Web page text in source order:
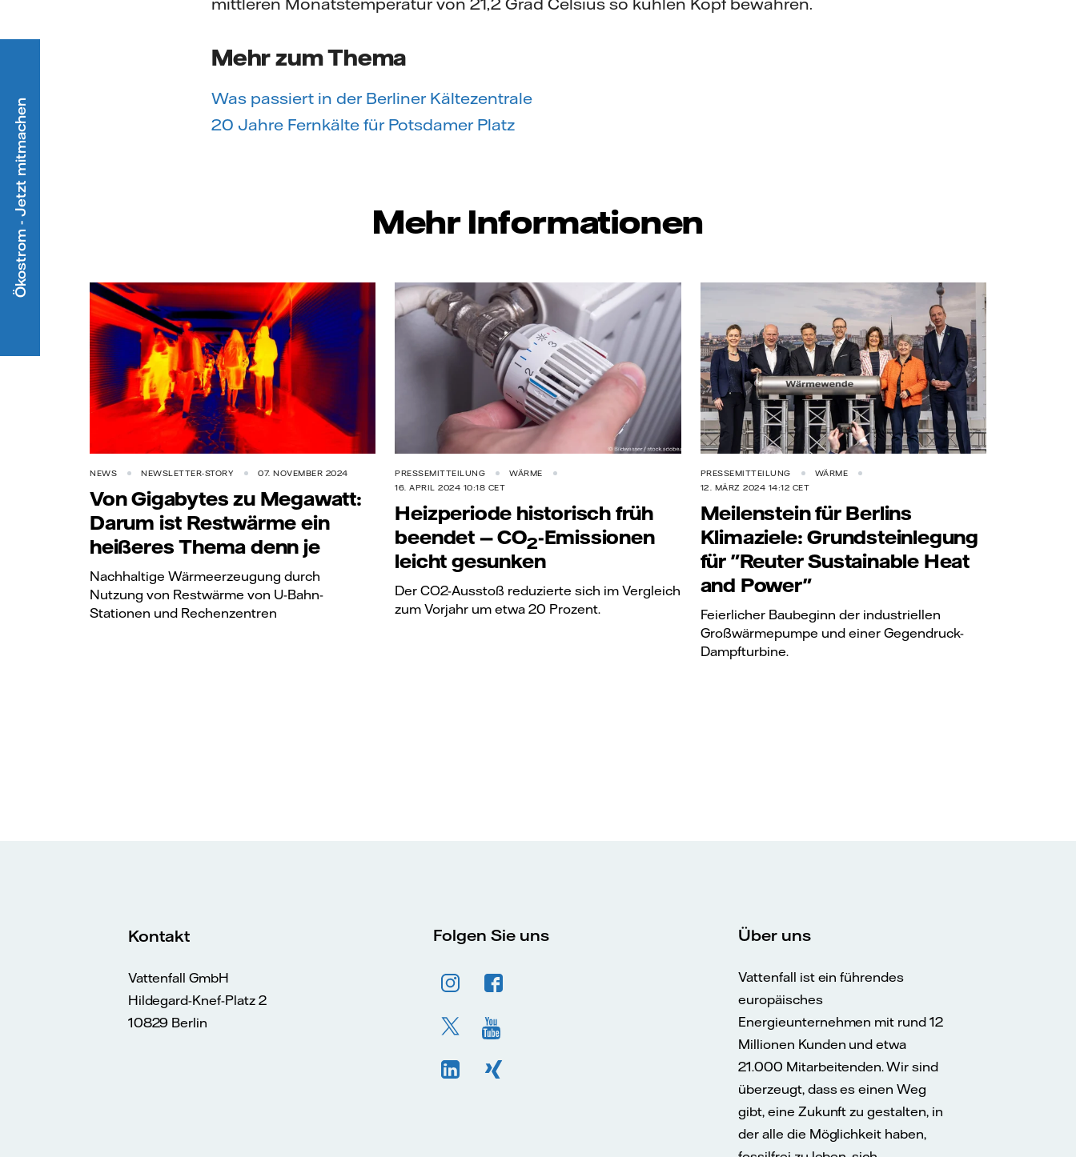
Mehr zum Thema
Was passiert in der Berliner Kältezentrale
20 Jahre Fernkälte für Potsdamer Platz
Mehr Informationen
NEWS NEWSLETTER-STORY 07. NOVEMBER 2024
Von Gigabytes zu Megawatt:
Darum ist Restwärme ein
heißeres Thema denn je
Nachhaltige Wärmeerzeugung durch
Nutzung von Restwärme von U-Bahn-
Stationen und Rechenzentren
PRESSEMITTEILUNG
WÄRME
16. APRIL 2024 10:18 CET
Heizperiode historisch früh
beendet —CO2-Emissionen
leicht gesunken
Der CO2-Ausstoß reduzierte sich im Vergleich
zum Vorjahr um etwa 20 Prozent.
PRESSEMITTEILUNG
WÄRME
12. MÄRZ 2024 14:12 CET
Meilenstein für Berlins
Klimaziele: Grundsteinlegung
für "Reuter Sustainable Heat
and Power"
Feierlicher Baubeginn der industriellen
Großwärmepumpe und einer Gegendruck-
Dampfturbine.
Ökostrom - Jetzt mitmachen
Kontakt
Vattenfall GmbH
Hildegard-Knef-Platz 2
10829 Berlin
Folgen Sie uns Über uns
Vattenfall ist ein führendes
europäisches
Energieunternehmen mit rund 12
Millionen Kunden und etwa
21.000 Mitarbeitenden. Wir sind
überzeugt, dass es einen Weg
gibt, eine Zukunft zu gestalten, in
der alle die Möglichkeit haben,